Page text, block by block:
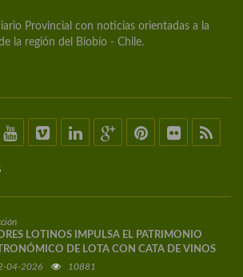
Provincial con noticias orientadas a la
la región del Biobío - Chile.
LOTINOS IMPULSA EL PATRIMONIO
DE LOTA CON CATA DE VINOS
04-2026 10881